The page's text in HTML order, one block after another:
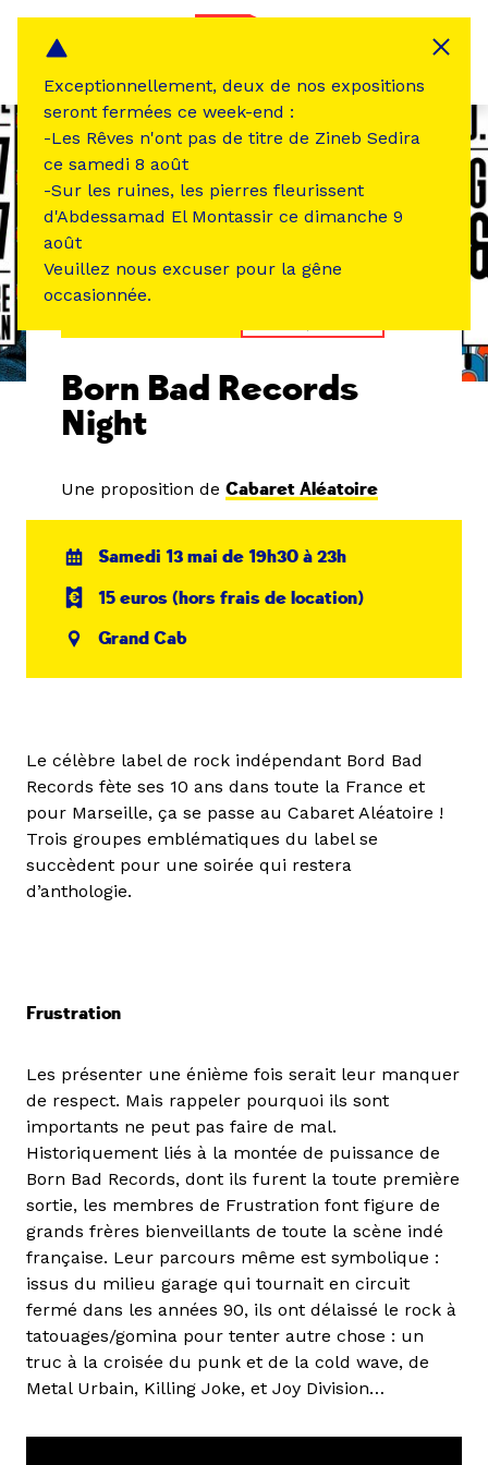
Born Bad Records
Night
Une proposition de Cabaret Aléatoire
Samedi 13 mai de 19h30 à 23h
15 euros (hors frais de location)
Grand Cab
Le célèbre label de rock indépendant Bord Bad
Records fète ses 10 ans dans toute la France et
pour Marseille, ça se passe au Cabaret Aléatoire !
Trois groupes emblématiques du label se
succèdent pour une soirée qui restera
d’anthologie.
Frustration
Les présenter une énième fois serait leur manquer
de respect. Mais rappeler pourquoi ils sont
importants ne peut pas faire de mal.
Historiquement liés à la montée de puissance de
Born Bad Records, dont ils furent la toute première
sortie, les membres de Frustration font figure de
grands frères bienveillants de toute la scène indé
française. Leur parcours même est symbolique :
issus du milieu garage qui tournait en circuit
fermé dans les années 90, ils ont délaissé le rock à
tatouages/gomina pour tenter autre chose : un
truc à la croisée du punk et de la cold wave, de
Metal Urbain, Killing Joke, et Joy Division…
Exceptionnellement, deux de nos expositions
seront fermées ce week-end :
-Les Rêves n'ont pas de titre de Zineb Sedira
ce samedi 8 août
-Sur les ruines, les pierres fleurissent
d'Abdessamad El Montassir ce dimanche 9
août
Veuillez nous excuser pour la gêne
occasionnée.
Panneau de gestion des cookies